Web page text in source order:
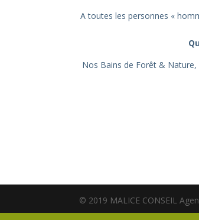
A toutes les personnes «
Nos Bains de Forêt &
© 2019 MALICE CONSEIL